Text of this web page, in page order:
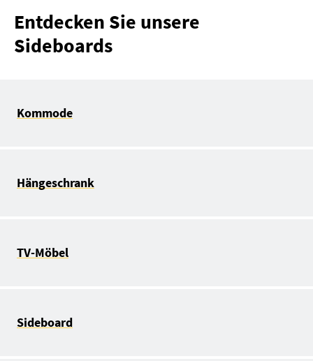
Entdecken Sie unsere
Sideboards
Kommode
Hängeschrank
TV-Möbel
Sideboard